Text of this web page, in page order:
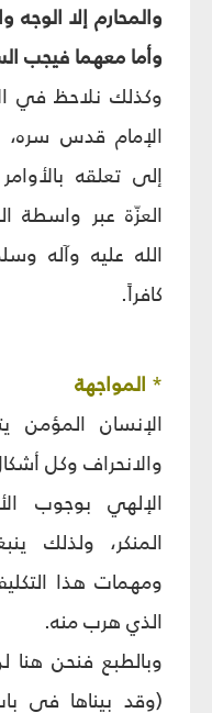
والمحارم إلا الوجه
وأما معهما فيجب
وكذلك نلاحظ في
الإمام قدس سره،
إلى تعلقه
العزّة عبر واسطة
الله عليه وآله
كافراً.
* المواجهة
الإنسان المؤمن
والانحراف وكل
الإلهي بوجوب
المنكر، ولذلك
ومهمات هذا
الذي هرب منه.
وبالطبع فنحن
(وقد بيناها في